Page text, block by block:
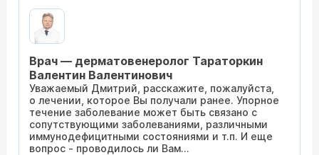
просто не реально. Перепробовал 25
препаратов, в последний раз протирал йодом,
ужасно мучительно – до конца не проходит,
начинается раздражение. Был бы очень Вам
благодарен за рекомендуемые препараты.
Готов перечислить на Ваш счет
предварительно. Очень устал от этого недуга!
Врач — дерматовенеролог Тараторкин
Валентин Валентинович
Уважаемый Дмитрий, расскажите, пожалуйста,
о лечении, которое Вы получали ранее. Упорное
течение заболевание может быть связано с
сопутствующими заболеваниями, различными
иммунодефицитными состояниями и т.п. И еще
вопрос - проводилось ли Вам